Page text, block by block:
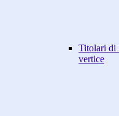
Titolari di
vertice